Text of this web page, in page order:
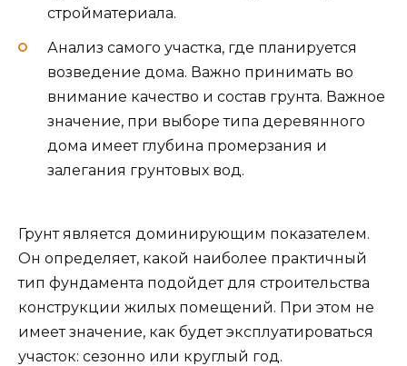
стройматериала.
Анализ самого участка, где планируется
возведение дома. Важно принимать во
внимание качество и состав грунта. Важное
значение, при выборе типа деревянного
дома имеет глубина промерзания и
залегания грунтовых вод.
Грунт является доминирующим показателем.
Он определяет, какой наиболее практичный
тип фундамента подойдет для строительства
конструкции жилых помещений. При этом не
имеет значение, как будет эксплуатироваться
участок: сезонно или круглый год.